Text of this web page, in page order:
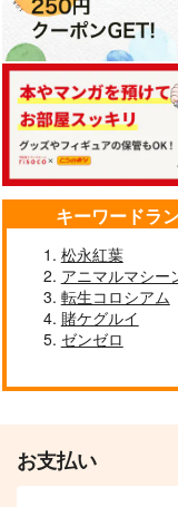
作品詳細
キーワードラ
松永紅葉
アニマルマシー
転生コロシアム
賭ケグルイ
ゼンゼロ
お支払い